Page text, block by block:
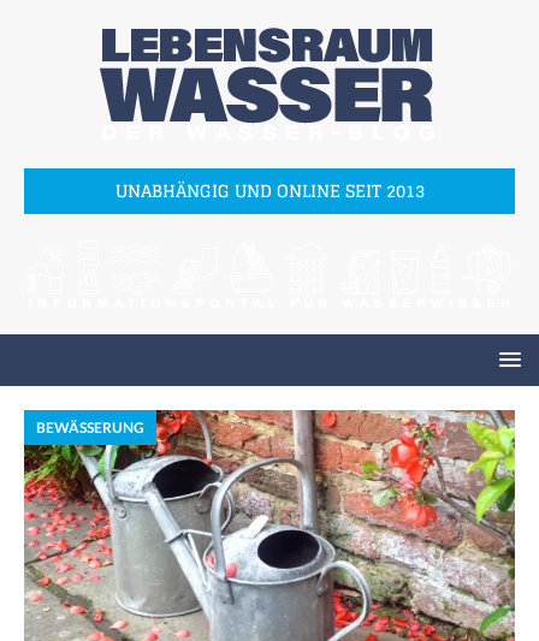
UNABHÄNGIG UND ONLINE SEIT 2013
BEWÄSSERUNG